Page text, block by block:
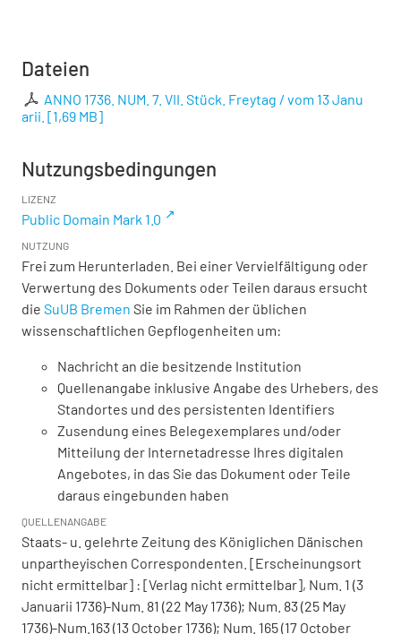
Dateien
ANNO 1736. NUM. 7. VII. Stück. Freytag / vom 13 Janu
arii. [1,69 MB]
Nutzungsbedingungen
LIZENZ
Public Domain Mark 1.0
NUTZUNG
Frei zum Herunterladen. Bei einer Vervielfältigung oder
Verwertung des Dokuments oder Teilen daraus ersucht
die SuUB Bremen Sie im Rahmen der üblichen
wissenschaftlichen Gepflogenheiten um:
Nachricht an die besitzende Institution
Quellenangabe inklusive Angabe des Urhebers, des
Standortes und des persistenten Identifiers
Zusendung eines Belegexemplares und/oder
Mitteilung der Internetadresse Ihres digitalen
Angebotes, in das Sie das Dokument oder Teile
daraus eingebunden haben
QUELLENANGABE
Staats- u. gelehrte Zeitung des Königlichen Dänischen
unpartheyischen Correspondenten. [Erscheinungsort
nicht ermittelbar] : [Verlag nicht ermittelbar], Num. 1 (3
Januarii 1736)-Num. 81 (22 May 1736); Num. 83 (25 May
1736)-Num.163 (13 October 1736); Num. 165 (17 October